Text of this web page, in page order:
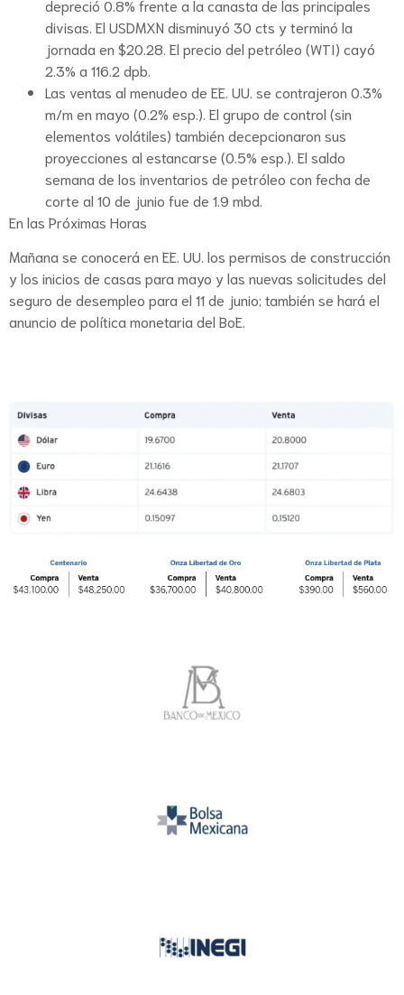
depreció 0.8% frente a la canasta de las principales
divisas. El USDMXN disminuyó 30 cts y terminó la
jornada en $20.28. El precio del petróleo (WTI) cayó
2.3% a 116.2 dpb.
Las ventas al menudeo de EE. UU. se contrajeron 0.3%
m/m en mayo (0.2% esp.). El grupo de control (sin
elementos volátiles) también decepcionaron sus
proyecciones al estancarse (0.5% esp.). El saldo
semana de los inventarios de petróleo con fecha de
corte al 10 de junio fue de 1.9 mbd.
En las Próximas Horas
Mañana se conocerá en EE. UU. los permisos de construcción
y los inicios de casas para mayo y las nuevas solicitudes del
seguro de desempleo para el 11 de junio; también se hará el
anuncio de política monetaria del BoE.